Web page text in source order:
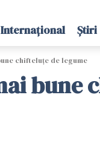
Internațional Știri
chifteluțe de legume
bune